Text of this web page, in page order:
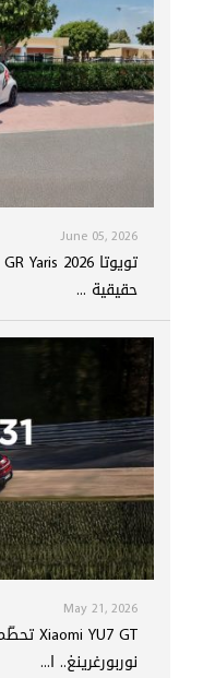
June 05, 2026
حقيقية ...
May 21, 2026
نوربورغرينغ.. ا...